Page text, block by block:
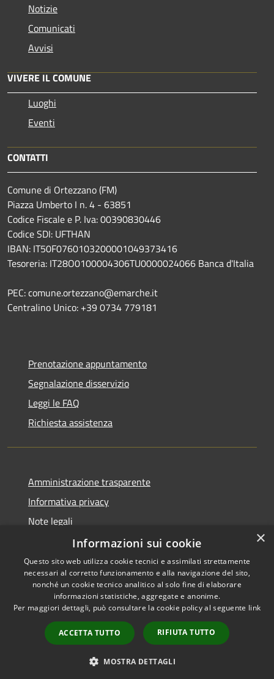
Notizie
Comunicati
Avvisi
VIVERE IL COMUNE
Luoghi
Eventi
CONTATTI
Comune di Ortezzano (FM)
Piazza Umberto I n. 4 - 63851
Codice Fiscale e P. Iva: 00390830446
Codice SDI: UFTHAN
IBAN: IT50F0760103200001049373416
Tesoreria: IT28O0100004306TU0000024066 Banca d'Italia
PEC: comune.ortezzano@emarche.it
Centralino Unico: +39 0734 779181
Prenotazione appuntamento
Segnalazione disservizio
Leggi le FAQ
Richiesta assistenza
Amministrazione trasparente
Informativa privacy
Note legali
Dichiarazione di accessibilità
RSS
Accessibilità
Copyright © 2026 • Comune di
Municipium•
Accesso
redazione
×
Informazioni sui cookie
Questo sito web utilizza cookie tecnici e assimilati strettamente
necessari al corretto funzionamento e alla navigazione del sito,
nonché un cookie tecnico analitico al solo fine di elaborare
informazioni statistiche, aggregate e anonime.
Per maggiori dettagli, può consultare la cookie policy al seguente link
ACCETTA TUTTO RIFIUTA TUTTO
MOSTRA DETTAGLI